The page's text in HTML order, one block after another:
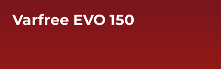
Varfree EVO 150